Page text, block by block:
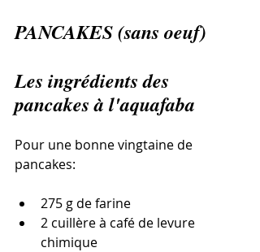
PANCAKES (sans oeuf)
Les ingrédients des
pancakes à l'aquafaba
Pour une bonne vingtaine de
pancakes:
275 g de farine
2 cuillère à café de levure
chimique